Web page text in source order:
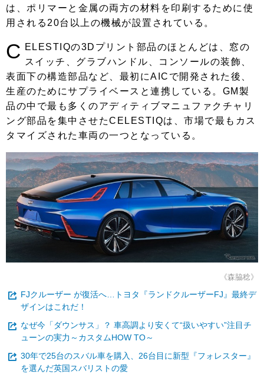
は、ポリマーと金属の両方の材料を印刷するために使
用される20台以上の機械が設置されている。
C ELESTIQの3Dプリント部品のほとんどは、窓の
スイッチ、グラブハンドル、コンソールの装飾、
表面下の構造部品など、最初にAICで開発された後、
生産のためにサプライベースと連携している。GM製
品の中で最も多くのアディティブマニュファクチャリ
ング部品を集中させたCELESTIQは、市場で最もカス
タマイズされた車両の一つとなっている。
《森脇稔》
FJクルーザー が復活へ…トヨタ『ランドクルーザーFJ』最終デ
ザインはこれだ！
なぜ今「ダウンサス」？ 車高調より安くて“扱いやすい”注目チ
ューンの実力～カスタムHOW TO～
30年で25台のスバル車を購入、26台目に新型『フォレスター』
を選んだ英国スバリストの愛